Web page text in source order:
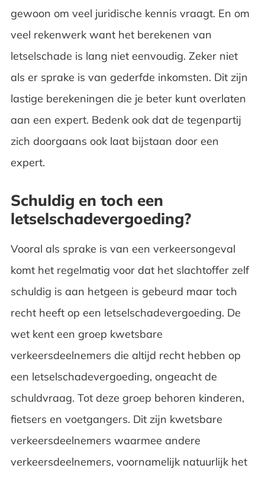
gewoon om veel juridische kennis vraagt. En om
veel rekenwerk want het berekenen van
letselschade is lang niet eenvoudig. Zeker niet
als er sprake is van gederfde inkomsten. Dit zijn
lastige berekeningen die je beter kunt overlaten
aan een expert. Bedenk ook dat de tegenpartij
zich doorgaans ook laat bijstaan door een
expert.
Schuldig en toch een
letselschadevergoeding?
Vooral als sprake is van een verkeersongeval
komt het regelmatig voor dat het slachtoffer zelf
schuldig is aan hetgeen is gebeurd maar toch
recht heeft op een letselschadevergoeding. De
wet kent een groep kwetsbare
verkeersdeelnemers die altijd recht hebben op
een letselschadevergoeding, ongeacht de
schuldvraag. Tot deze groep behoren kinderen,
fietsers en voetgangers. Dit zijn kwetsbare
verkeersdeelnemers waarmee andere
verkeersdeelnemers, voornamelijk natuurlijk het